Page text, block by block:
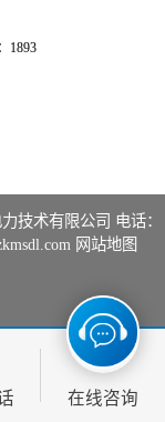
1893
技术有限公司 电话：
网站地图
在线咨询